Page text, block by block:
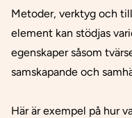
Metoder, verktyg och
element kan stödjas
egenskaper såsom
samskapande och
Här är exempel på hur